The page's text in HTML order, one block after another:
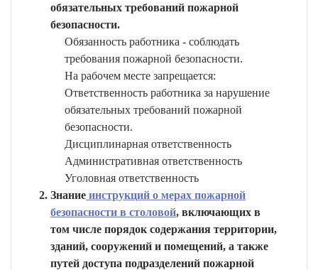
обязательных требований пожарной
безопасности.
Обязанность работника - соблюдать
требования пожарной безопасности.
На рабочем месте запрещается:
Ответственность работника за нарушение
обязательных требований пожарной
безопасности.
Дисциплинарная ответственность
Административная ответственность
Уголовная ответственность
Знание инструкций о мерах пожарной
безопасности в столовой, включающих в
том числе порядок содержания территории,
зданий, сооружений и помещений, а также
путей доступа подразделений пожарной